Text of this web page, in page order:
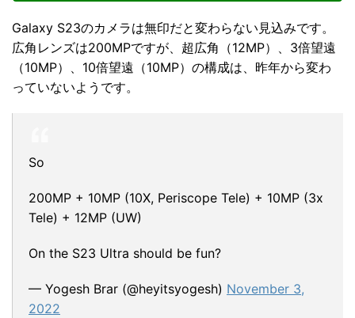
Galaxy S23のカメラは無印だと変わらない見込みです。
広角レンズは200MPですが、超広角（12MP）、3倍望遠
（10MP）、10倍望遠（10MP）の構成は、昨年から変わ
っていないようです。
So
200MP + 10MP (10X, Periscope Tele) + 10MP (3x
Tele) + 12MP (UW)
On the S23 Ultra should be fun?
— Yogesh Brar (@heyitsyogesh) November 3,
2022